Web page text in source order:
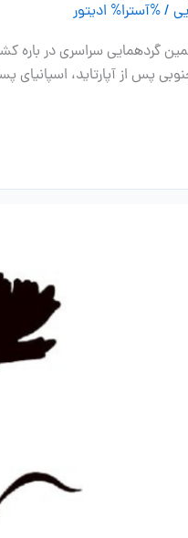
/ %آسترا% ادیتور
گردهمایی سراسری در باره
جنوبی پس از آپارتاید،